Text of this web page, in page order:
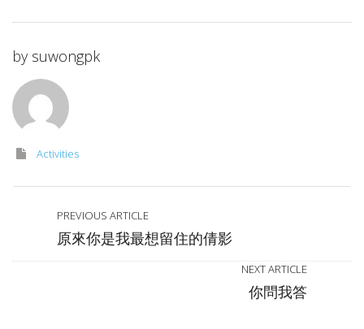
by suwongpk
Activities
PREVIOUS ARTICLE
原來你是我最想留住的倩影
NEXT ARTICLE
你問我答